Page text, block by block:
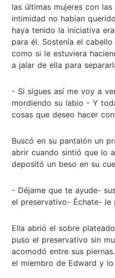
las últimas mujeres con
intimidad no habían
haya tenido la iniciativa
para él. Sostenía el
como si le estuviera
a jalar de ella para
- Si sigues así me voy a
mordiendo su labio - Y
cosas que deseo hacer
Buscó en su pantalón un
abrir cuando sintió que lo
depositó un beso en su
- Déjame que te ayude-
el preservativo- Échate-
Ella abrió el sobre
puso el preservativo sin
acomodó entre sus
el miembro de Edward y